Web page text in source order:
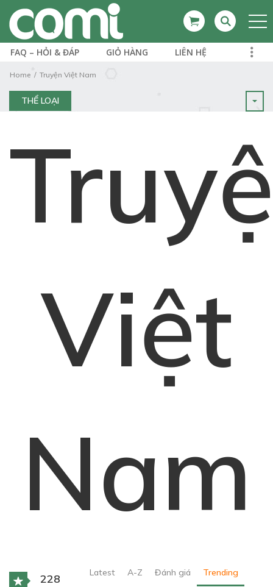
FAQ – HỎI & ĐÁP GIỎ HÀNG LIÊN HỆ
Home Truyện Việt Nam
THỂ LOẠI
Việt
Nam
228
Latest A-Z Đánh giá Trending